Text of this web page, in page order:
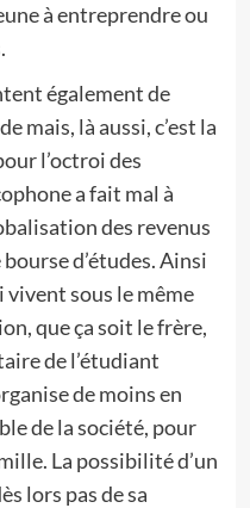
à entreprendre ou
également de
mais, là aussi, c’est la
l’octroi des
a fait mal à
des revenus
d’études. Ainsi
vivent sous le même
que ça soit le frère,
de l’étudiant
de moins en
de la société, pour
La possibilité d’un
lors pas de sa